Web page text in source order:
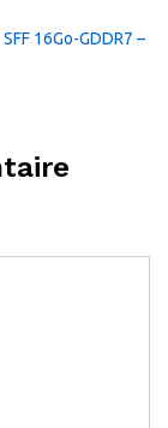
16Go-GDDR7 –